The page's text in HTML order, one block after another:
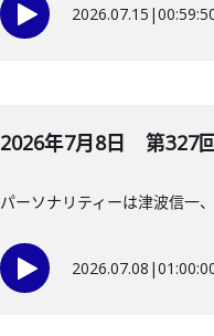
2026.07.15 |
2026年7月8日 第327
パーソナリティーは津波信一
2026.07.08 |